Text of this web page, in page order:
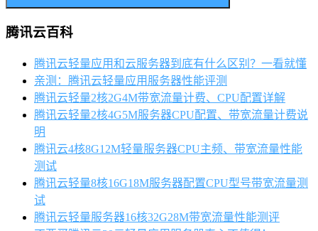
腾讯云百科
腾讯云轻量应用和云服务器到底有什么区别？一看就懂
亲测：腾讯云轻量应用服务器性能评测
腾讯云轻量2核2G4M带宽流量计费、CPU配置详解
腾讯云轻量2核4G5M服务器CPU配置、带宽流量计费说
明
腾讯云4核8G12M轻量服务器CPU主频、带宽流量性能
测试
腾讯云轻量8核16G18M服务器配置CPU型号带宽流量测
试
腾讯云轻量服务器16核32G28M带宽流量性能测评